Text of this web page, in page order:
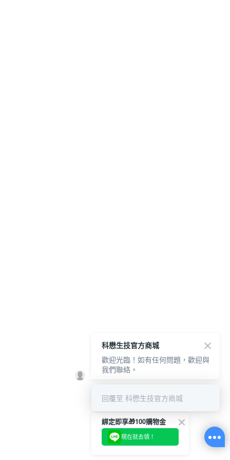
綁定即享🎁100購物金
現在就去領！
科懋生技官方商城
歡迎光臨！如有任何問題，歡迎與
我們聯絡。
回覆至 科懋生技官方商城